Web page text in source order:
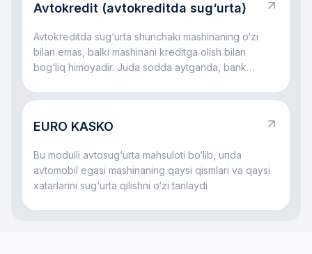
bu javobgarlik jabrlanuvchi kompensatsiyasiz
ko‘tarmasligi uchun kerak.
Avtokredit (avtokreditda sug‘urta)
Avtokreditda sug‘urta shunchaki mashinaning o‘zi
bilan emas, balki mashinani kreditga olish bilan
bog‘liq himoyadir. Juda sodda aytganda, bank
jarayoni ham himoyalangan bo‘lishini xohlaydi. Shu
bo‘ladi: u mashina bilan jiddiy muammo yuz bersa,
kamaytirishga yordam beradi.
EURO KASKO
Bu modulli avtosug‘urta mahsuloti bo‘lib, unda
avtomobil egasi mashinaning qaysi qismlari va qaysi
xatarlarini sug‘urta qilishni o‘zi tanlaydi